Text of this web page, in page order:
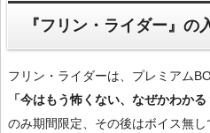
『フリン・ライダー』の
フリン・ライダーは、プレミアム
「今はもう怖くない、なぜかわか
のみ期間限定、その後はボイス無し